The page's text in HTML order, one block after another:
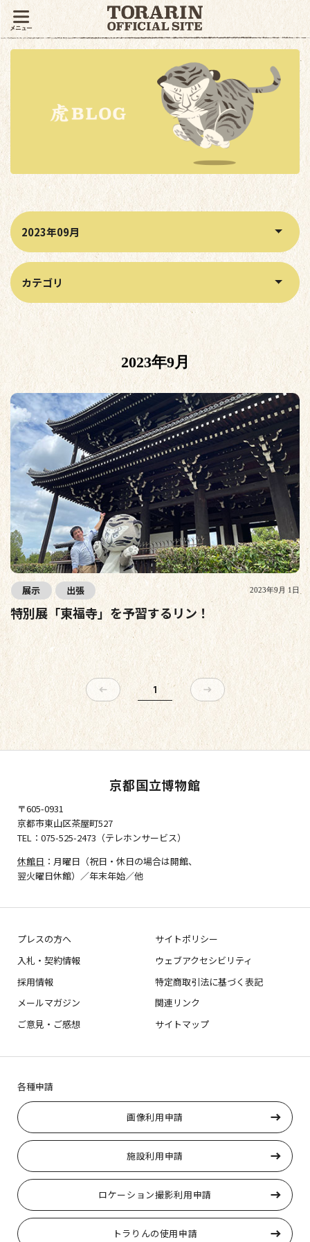
月別アーカイブから記事を絞り込む
カテゴリから記事を絞り込む
2023年9月
展示 出張 2023年9月 1日
特別展「東福寺」を予習するリン！
1
京都国立博物館
〒605-0931
京都市東山区茶屋町527
TEL：075-525-2473（テレホンサービス）
休館日 ：月曜日（祝日・休日の場合は開館、
翌火曜日休館）／年末年始／他
プレスの方へ
サイトポリシー
入札・契約情報
ウェブアクセシビリティ
採用情報
特定商取引法に基づく表記
メールマガジン
関連リンク
ご意見・ご感想
サイトマップ
各種申請
画像利用申請
施設利用申請
ロケーション撮影利用申請
トラりんの使用申請